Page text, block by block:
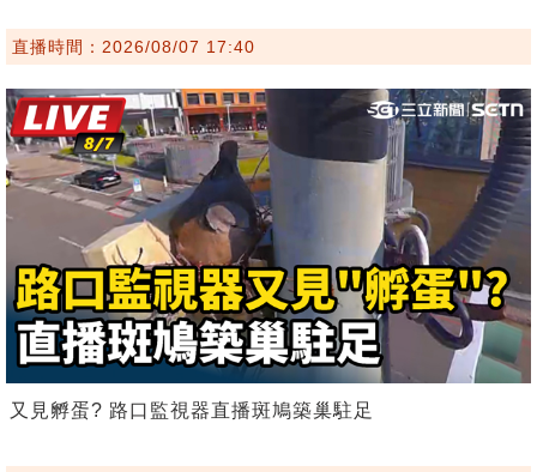
直播時間：2026/08/07 17:40
又見孵蛋? 路口監視器直播斑鳩築巢駐足